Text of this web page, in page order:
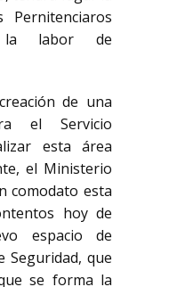
Pernitenciaros
la labor de
de una
el Servicio
esta área
el Ministerio
comodato esta
hoy de
espacio de
Seguridad, que
se forma la